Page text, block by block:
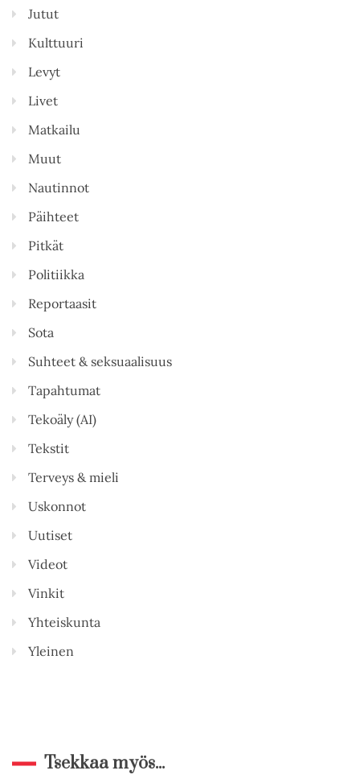
Jutut
Kulttuuri
Levyt
Livet
Matkailu
Muut
Nautinnot
Päihteet
Pitkät
Politiikka
Reportaasit
Sota
Suhteet & seksuaalisuus
Tapahtumat
Tekoäly (AI)
Tekstit
Terveys & mieli
Uskonnot
Uutiset
Videot
Vinkit
Yhteiskunta
Yleinen
Tsekkaa myös...